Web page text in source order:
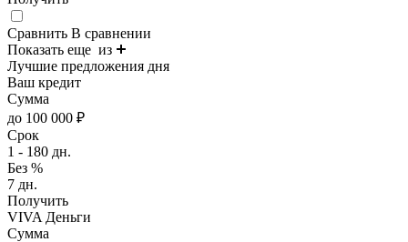
Сравнить В сравнении
Показать еще из
Лучшие предложения дня
Ваш кредит
Сумма
до 100 000 ₽
Срок
1 - 180 дн.
Без %
7 дн.
Получить
VIVA Деньги
Сумма